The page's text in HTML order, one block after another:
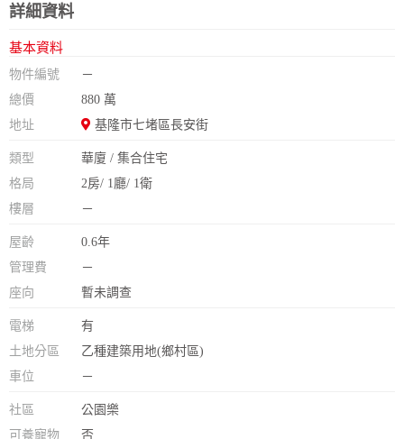
詳細資料
基本資料
物件編號
－
總價
880 萬
地址
基隆市七堵區長安街
類型
華廈 / 集合住宅
格局
2房/ 1廳/ 1衛
樓層
－
屋齡
0.6年
管理費
－
座向
暫未調查
電梯
有
土地分區
乙種建築用地(鄉村區)
車位
－
社區
公園樂
可養寵物
否